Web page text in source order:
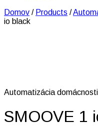
Domov / Products /
io black
Automatizácia domácnosti
SMOOVE 1